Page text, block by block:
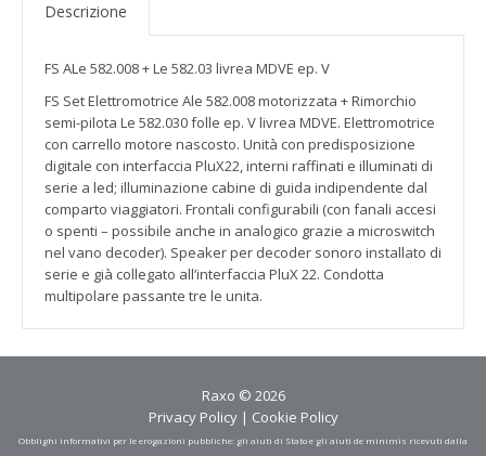
Descrizione
FS ALe 582.008 + Le 582.03 livrea MDVE ep. V
FS Set Elettromotrice Ale 582.008 motorizzata + Rimorchio
semi-pilota Le 582.030 folle ep. V livrea MDVE. Elettromotrice
con carrello motore nascosto. Unità con predisposizione
digitale con interfaccia PluX22, interni raffinati e illuminati di
serie a led; illuminazione cabine di guida indipendente dal
comparto viaggiatori. Frontali configurabili (con fanali accesi
o spenti – possibile anche in analogico grazie a microswitch
nel vano decoder). Speaker per decoder sonoro installato di
serie e già collegato all’interfaccia PluX 22. Condotta
multipolare passante tre le unita.
Raxo © 2026
Privacy Policy| Cookie Policy
Obblighi informativi per le erogazioni pubbliche: gli aiuti di Stato e gli aiuti de minimis ricevuti dalla